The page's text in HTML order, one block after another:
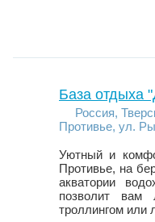
База отдыха
Россия,
Противье, ул.
Уютный и
Противье, на
акватории
позволит вам
троллингом или